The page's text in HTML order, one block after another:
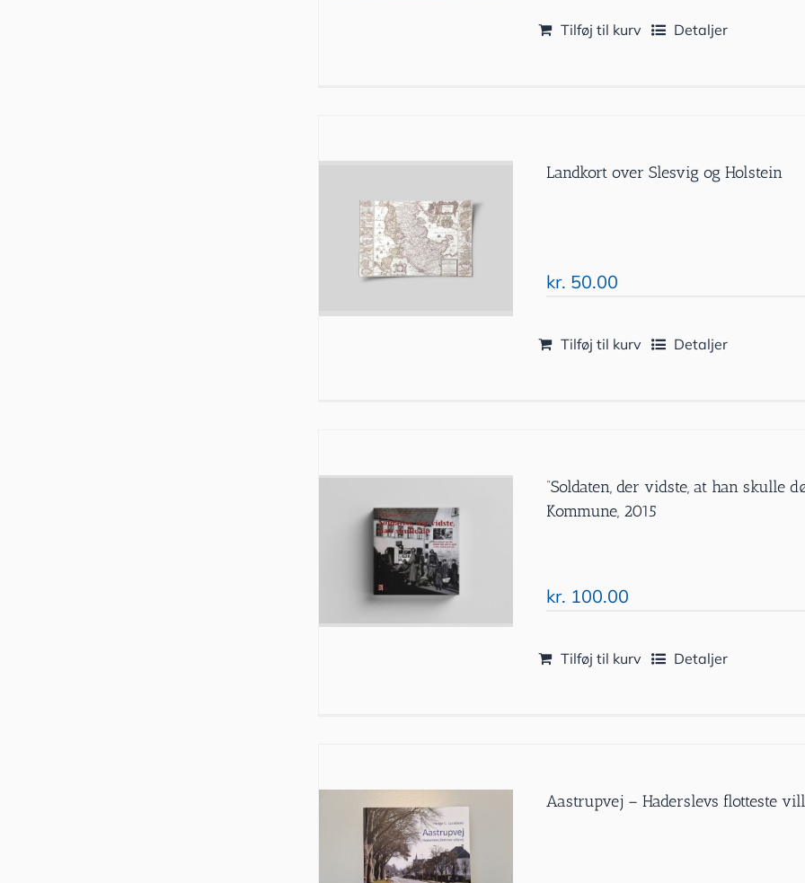
Tilføj til kurv Detaljer
Landkort over Slesvig og Holstein
kr. 50.00
Tilføj til kurv Detaljer
”Soldaten, der vidste, at han skulle
Kommune, 2015
kr. 100.00
Tilføj til kurv Detaljer
Aastrupvej – Haderslevs flotteste